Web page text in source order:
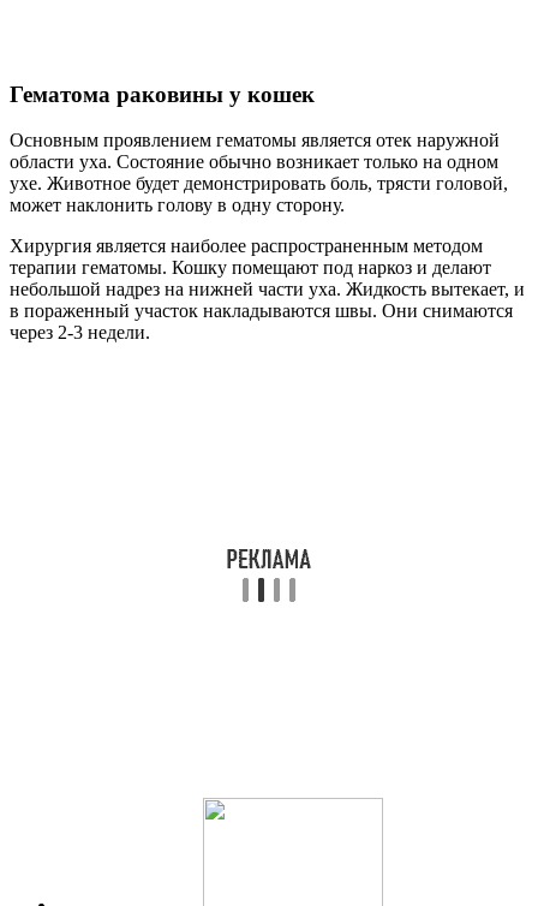
Гематома раковины у кошек
Основным проявлением гематомы является отек наружной
области уха. Состояние обычно возникает только на одном
ухе. Животное будет демонстрировать боль, трясти головой,
может наклонить голову в одну сторону.
Хирургия является наиболее распространенным методом
терапии гематомы. Кошку помещают под наркоз и делают
небольшой надрез на нижней части уха. Жидкость вытекает, и
в пораженный участок накладываются швы. Они снимаются
через 2-3 недели.